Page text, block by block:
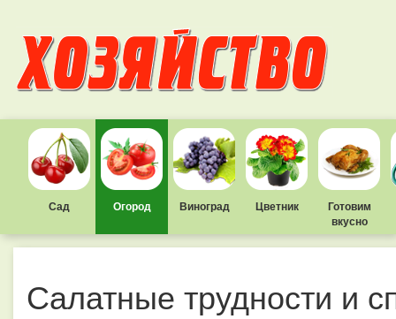
Сад Огород Виноград Цветник
Готовим
вкусно
Салатные трудности и